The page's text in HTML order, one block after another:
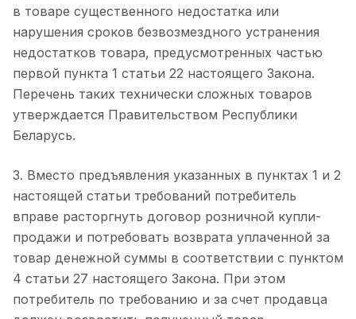
в товаре существенного недостатка или
нарушения сроков безвозмездного устранения
недостатков товара, предусмотренных частью
первой пункта 1 статьи 22 настоящего Закона.
Перечень таких технически сложных товаров
утверждается Правительством Республики
Беларусь.
3. Вместо предъявления указанных в пунктах 1 и 2
настоящей статьи требований потребитель
вправе расторгнуть договор розничной купли-
продажи и потребовать возврата уплаченной за
товар денежной суммы в соответствии с пунктом
4 статьи 27 настоящего Закона. При этом
потребитель по требованию и за счет продавца